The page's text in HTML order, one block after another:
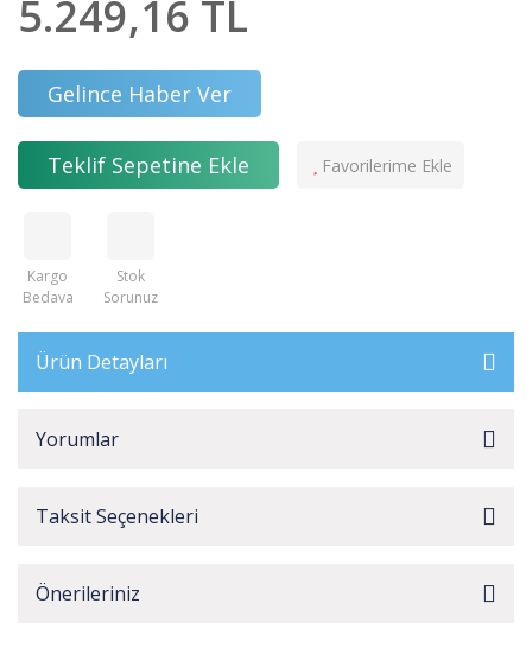
5.249,16 TL
Gelince Haber Ver
Teklif Sepetine Ekle
Kargo
Bedava
Stok
Sorunuz
Ürün Detayları
Yorumlar
Taksit Seçenekleri
Önerileriniz